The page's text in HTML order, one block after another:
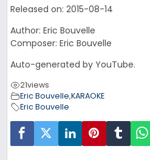
Released on: 2015-08-14
Author: Eric Bouvelle
Composer: Eric Bouvelle
Auto-generated by YouTube.
21views
Eric Bouvelle,KARAOKE
Eric Bouvelle